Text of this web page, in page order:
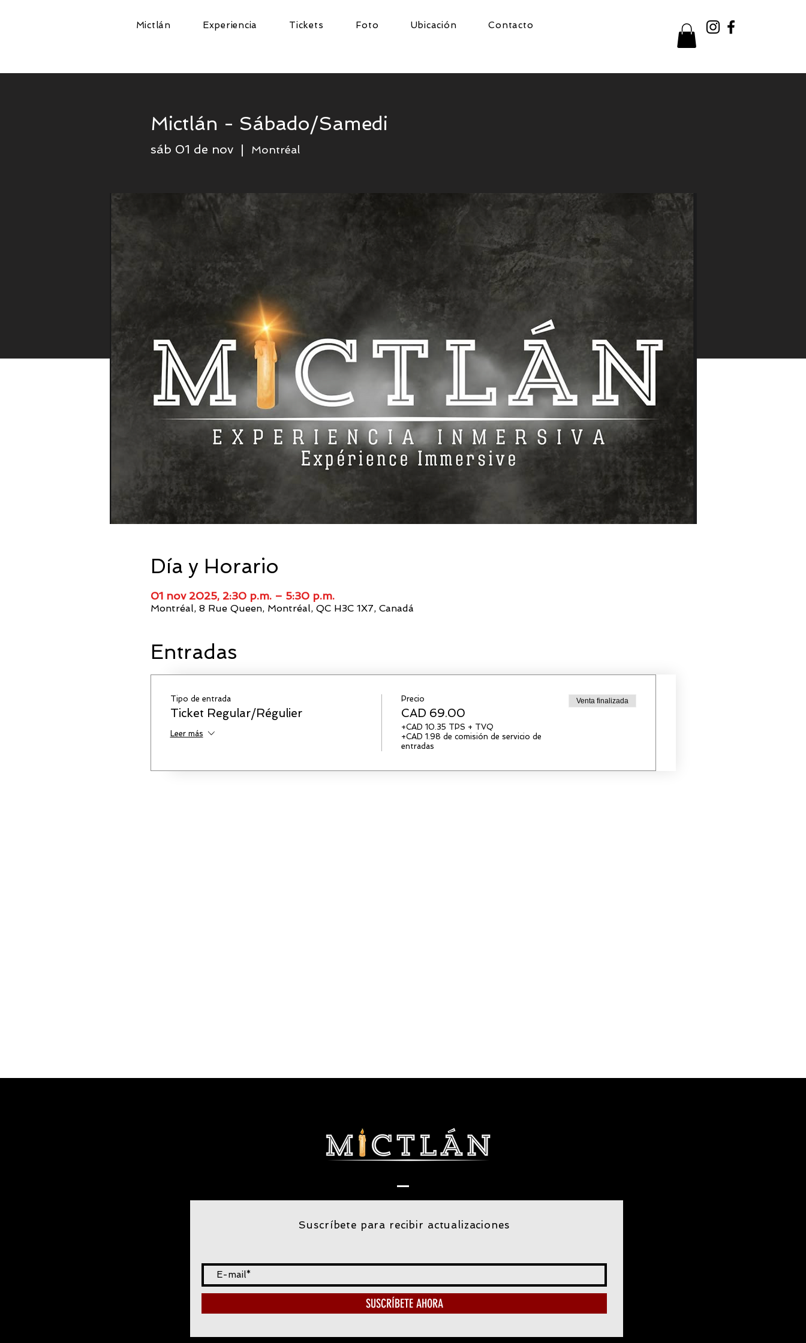
Mictlán Experiencia Tickets Foto Ubicación Contacto
Mictlán - Sábado/Samedi
sáb 01 de nov
  |
Montréal
Día y Horario
01 nov 2025, 2:30 p.m. – 5:30 p.m.
Montréal, 8 Rue Queen, Montréal, QC H3C 1X7, Canadá
Entradas
Tipo de entrada
Ticket Regular/Régulier
Leer más
Precio
CAD 69.00
+CAD 10.35 TPS + TVQ
+CAD 1.98 de comisión de servicio de
entradas
Venta finalizada
Suscríbete para recibir actualizaciones
SUSCRÍBETE AHORA